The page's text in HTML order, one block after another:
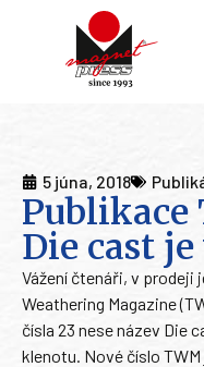
5 júna, 2018
Publikace
Die cast
Vážení čtenáři, v prodeji
Weathering Magazine
čísla 23 nese název Die
klenotu. Nové číslo